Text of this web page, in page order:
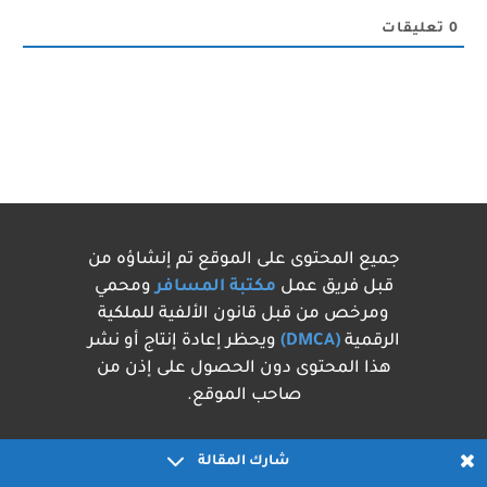
0 تعليقات
جميع المحتوى على الموقع تم إنشاؤه من
قبل فريق عمل مكتبة المسافر ومحمي
ومرخص من قبل قانون الألفية للملكية
الرقمية(DMCA)
ويحظر إعادة إنتاج أو نشر
هذا المحتوى دون الحصول على إذن من
صاحب الموقع.
شارك المقالة